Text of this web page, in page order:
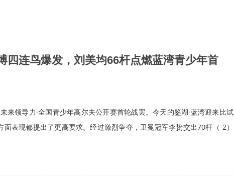
四连鸟爆发，刘美均66杆点燃蓝湾青少年首
领导力·全国青少年高尔夫公开赛首轮战罢。今天的鉴湖·蓝湾迎来比试
表现都提出了更高要求。经过激烈争夺，卫冕冠军李贽交出70杆（-2）